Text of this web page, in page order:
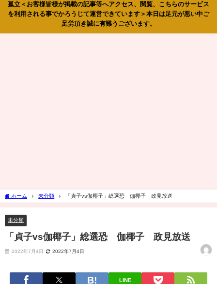
孤立＜お客様皆様が掲載の記事等へアクセス、閲覧、こちらのサービス
を利用される事でかろうじて運営できています＞本日は足元が悪い中ご
足労頂き誠に有難うございます。
ホーム 未分類 「貞子vs伽椰子」総選恐 伽椰子 政見放送
未分類
「貞子vs伽椰子」総選恐 伽椰子 政見放送
2022年7月4日 2022年7月4日
LINE